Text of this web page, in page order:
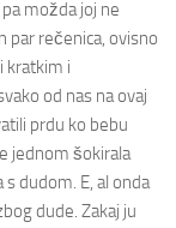
možda joj ne
rečenica, ovisno
kratkim i
od nas na ovaj
prdu ko bebu
jednom šokirala
dudom. E, al onda
dude. Zakaj ju